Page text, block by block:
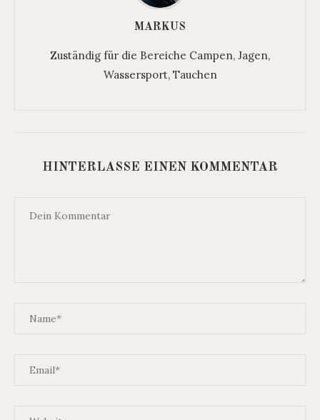
MARKUS
Zuständig für die Bereiche Campen, Jagen,
Wassersport, Tauchen
HINTERLASSE EINEN KOMMENTAR